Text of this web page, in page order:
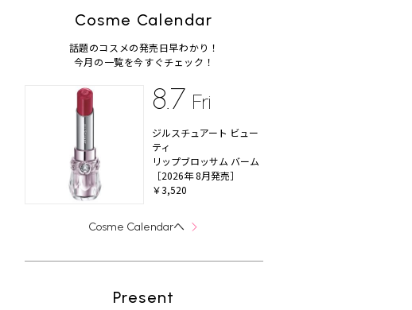
Cosme Calendar
話題のコスメの発売日早わかり！
今月の一覧を今すぐチェック！
8.7 Fri
ジルスチュアート ビュー
ティ
リップブロッサム バーム
［2026年 8月発売］
￥3,520
Cosme Calendarへ
Present